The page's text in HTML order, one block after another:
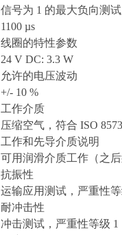
信号为 1 的最大负向测
1100 µs
线圈的特性参数
24 V DC: 3.3 W
允许的电压波动
+/- 10 %
工作介质
压缩空气，符合 ISO
工作和先导介质说明
可用润滑介质工作（之
抗振性
运输应用测试，严重性等
耐冲击性
冲击测试，严重性等级 1